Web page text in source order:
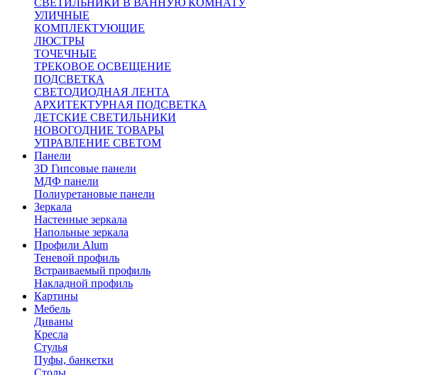
СВЕТИЛЬНИКИ В ВАННУЮ КОМНАТУ
УЛИЧНЫЕ
КОМПЛЕКТУЮЩИЕ
ЛЮСТРЫ
ТОЧЕЧНЫЕ
ТРЕКОВОЕ ОСВЕЩЕНИЕ
ПОДСВЕТКА
СВЕТОДИОДНАЯ ЛЕНТА
АРХИТЕКТУРНАЯ ПОДСВЕТКА
ДЕТСКИЕ СВЕТИЛЬНИКИ
НОВОГОДНИЕ ТОВАРЫ
УПРАВЛЕНИЕ СВЕТОМ
Панели
3D Гипсовые панели
МДФ панели
Полиуретановые панели
Зеркала
Настенные зеркала
Напольные зеркала
Профили Alum
Теневой профиль
Встраиваемый профиль
Накладной профиль
Картины
Мебель
Диваны
Кресла
Стулья
Пуфы, банкетки
Столы